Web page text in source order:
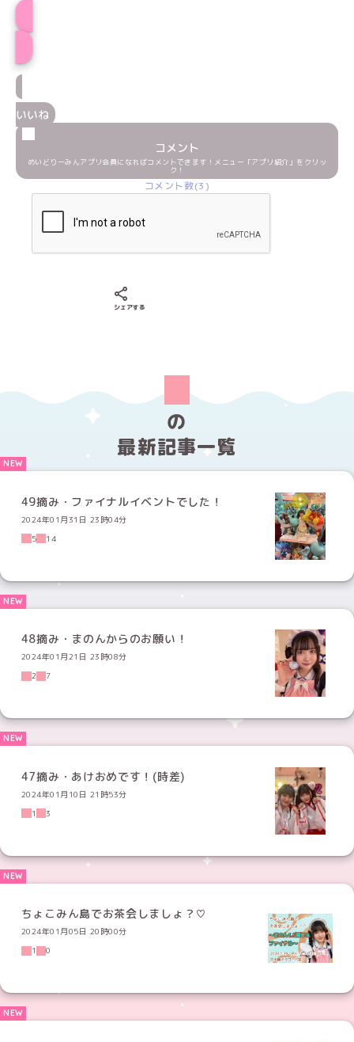
いいね
コメント
めいどりーみんアプリ会員になればコメントできます！メニュー「アプリ紹介」をクリッ
ク！
コメント数(3)
シェアする
の
最新記事一覧
49摘み・ファイナルイベントでした！
2024年01月31日 23時04分
5
14
48摘み・まのんからのお願い！
2024年01月21日 23時08分
2
7
47摘み・あけおめです！(時差)
2024年01月10日 21時53分
1
3
ちょこみん島でお茶会しましょ？♡
2024年01月05日 20時00分
1
0